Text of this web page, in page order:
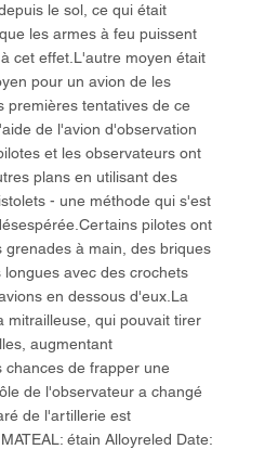
le sol, ce qui était
les armes à feu puissent
cet effet.L'autre moyen était
pour un avion de les
premières tentatives de ce
de l'avion d'observation
et les observateurs ont
plans en utilisant des
- une méthode qui s'est
pilotes ont
grenades à main, des briques
avec des crochets
en dessous d'eux.La
mitrailleuse, qui pouvait tirer
augmentant
chances de frapper une
de l'observateur a changé
de l'artillerie est
étain Alloyreled Date: